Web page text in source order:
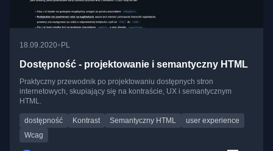
18.09.2020• PL
Dostępność - projektowanie i semantyczny HTML
Praktyczny przewodnik po projektowaniu dostępnych stron
internetowych, skupiający się na kontraście, UX i semantycznym
HTML.
dostępność Kontrast Semantyczny HTML
user experience
Wcag